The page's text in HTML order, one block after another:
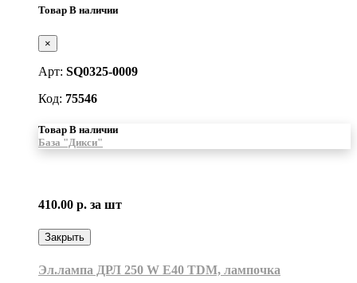
Товар В наличии
×
Арт: SQ0325-0009
Код: 75546
Товар В наличии
База "Дикси"
410.00 р. за шт
Закрыть
Эл.лампа ДРЛ 250 W E40 TDM, лампочка